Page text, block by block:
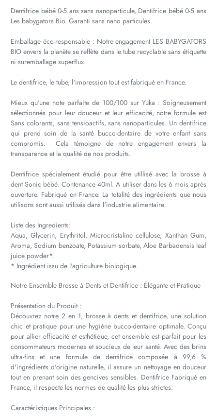
Dentifrice bébé 0-5 ans sans nanoparticule, Dentifrice bébé 0-5 ans
Les babygators Bio. Garanti sans nano particules.
Emballage éco-responsable : Notre engagement LES BABYGATORS
BIO envers la planète se reflète dans le tube recyclable sans étiquette
ni suremballage superflux.
Le dentifrice, le tube, l'impression tout est fabriqué en France.
Mieux qu'une note parfaite de 100/100 sur Yuka : Soigneusement
sélectionnés pour leur douceur et leur efficacité, notre formule est
Sans colorants, sans tensioactifs, sans nanoparticules. Un dentifrice
qui prend soin de la santé bucco-dentaire de votre enfant sans
compromis.
Cela témoigne de notre engagement envers la
transparence et la qualité de nos produits.
Dentifrice spécialement étudié pour être utillisé avec la brosse à
dent Sonic bébé. Contenance 40ml. A utiliser dans les 6 mois après
ouverture. Fabriqué en France. La totalité des ingrédients que nous
utilisons sont aussi utilisés dans l'industrie alimentaire.
Liste des Ingredients:
Aqua, Glycerin, Erythritol, Microcristaline cellulose, Xanthan Gum,
Aroma, Sodium benzoate, Potassium sorbate, Aloe Barbadensis leaf
juice powder*.
* Ingrédient issu de l'agriculture biologique.
Notre Ensemble Brosse à Dents et Dentifrice : Élégante et Pratique
Présentation du Produit :
Découvrez notre 2 en 1, brosse à dents et dentifrice, une solution
chic et pratique pour une hygiène bucco-dentaire optimale. Conçu
pour allier efficacité et esthétique, cet ensemble est parfait pour les
consommateurs modernes et soucieux de leur santé. Avec des brins
ultra-fins et une formule de dentifrice composée à 99,6 %
d'ingrédients d'origine naturelle, il assure un nettoyage en douceur
tout en prenant soin des gencives sensibles. Dentifrice Fabriqué en
France, il respecte les normes de qualité les plus strictes.
Caractéristiques Principales :